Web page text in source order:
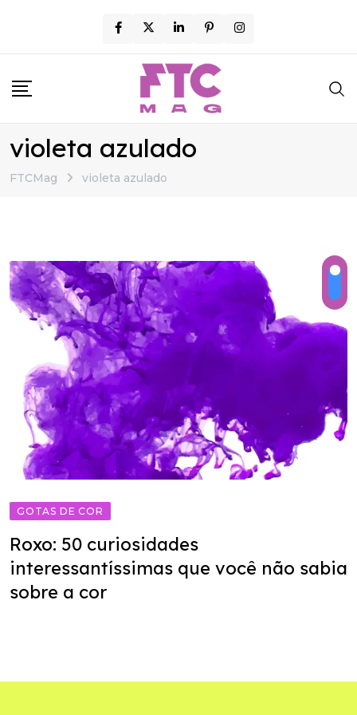
content
violeta azulado
FTCMag violeta azulado
GOTAS DE COR
Roxo: 50 curiosidades
interessantíssimas que você não sabia
sobre a cor